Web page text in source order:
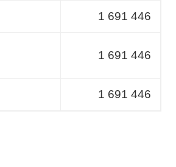
1 691 446
1 691 446
1 691 446